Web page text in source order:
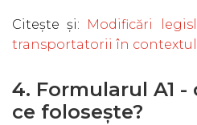
Citește și: Modificări
transportatorii în contextul
4. Formularul A1 -
ce folosește?